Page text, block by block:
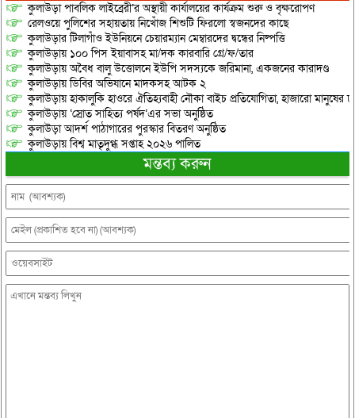
কুলাউড়া পাবলিক লাইব্রেরী’র অস্থায়ী কার্যালয়ের কার্যক্রম শুরু ও বৃক্ষরোপণ
রেলওয়ে পুলিশের সহায়তায় নিখোঁজ শিশুটি ফিরলো স্বজনদের কাছে
কুলাউড়ার টিলাগাঁও ইউনিয়নে চেয়ারম্যান মেম্বারদের দ্বন্ধের নিষ্পত্তি
কুলাউড়ায় ১০০ পিস ইয়াবাসহ মা/দক কারবারি গ্রে/ফ/তার
কুলাউড়ায় অবৈধ বালু উত্তোলনে ইউপি সদস্যকে জরিমানা, একজনের কারাদণ্ড
কুলাউড়ায় ডিবির অভিযানে মাদকসহ আটক ২
কুলাউড়ায় হাকালুকি হাওরে ঐতিহ্যবাহী নৌকা বাইচ প্রতিযোগিতা, হাজারো মানুষের
কুলাউড়ায় ‘স্রোত সাহিত্য পর্ষদ’এর সভা অনুষ্ঠিত
কুলাউড়া আদর্শ পাঠাগারের পুরস্কার বিতরণ অনুষ্ঠিত
কুলাউড়ায় বিশ্ব মাতৃদুগ্ধ সপ্তাহ ২০২৬ পালিত
মন্তব্য করুন